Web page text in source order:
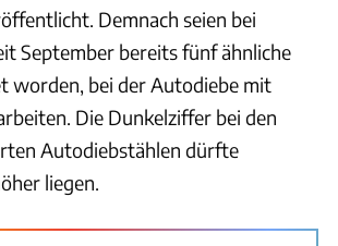
Demnach seien bei
September bereits fünf ähnliche
worden, bei der Autodiebe mit
Die Dunkelziffer bei den
Autodiebstählen dürfte
liegen.